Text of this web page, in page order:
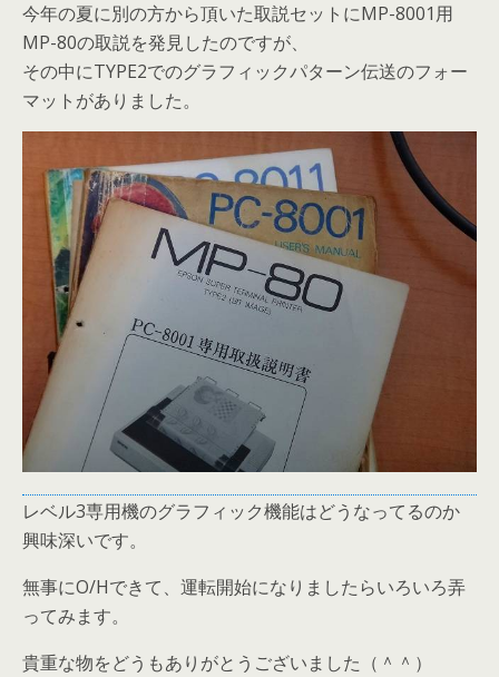
今年の夏に別の方から頂いた取説セットにMP-8001用
MP-80の取説を発見したのですが、
その中にTYPE2でのグラフィックパターン伝送のフォー
マットがありました。
レベル3専用機のグラフィック機能はどうなってるのか
興味深いです。
無事にO/Hできて、運転開始になりましたらいろいろ弄
ってみます。
貴重な物をどうもありがとうございました（＾＾）